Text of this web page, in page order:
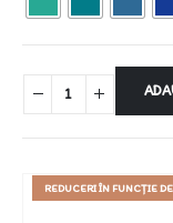
REDUCERI ÎN FUNCȚIE